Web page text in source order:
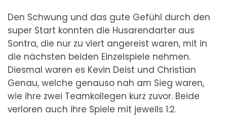
Den Schwung und das gute Gefühl durch den
super Start konnten die Husarendarter aus
Sontra, die nur zu viert angereist waren, mit in
die nächsten beiden Einzelspiele nehmen.
Diesmal waren es Kevin Deist und Christian
Genau, welche genauso nah am Sieg waren,
wie ihre zwei Teamkollegen kurz zuvor. Beide
verloren auch ihre Spiele mit jeweils 1:2.